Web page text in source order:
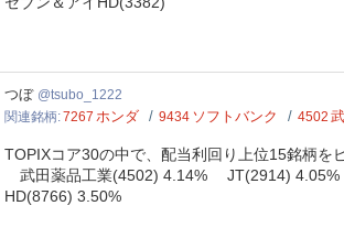
tsubo_1222
つぼ tsubo_1222
関連銘柄 7267 ホンダ 9434 ソフトバンク 4502
TOPIXコア30の中で、配当利回り上位15銘
武田薬品工業(4502) 4.14% JT(2914)
HD(8766) 3.50%